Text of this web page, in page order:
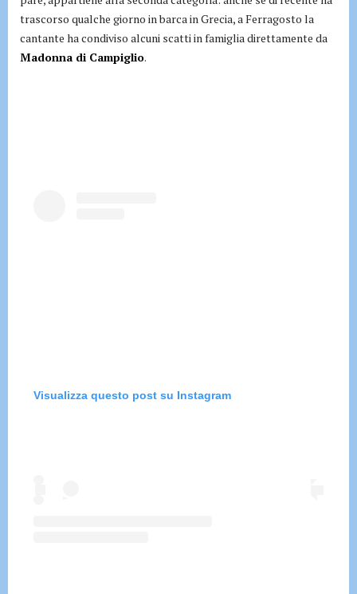
trascorso qualche giorno in barca in Grecia, a Ferragosto la
cantante ha condiviso alcuni scatti in famiglia direttamente da
Madonna di Campiglio.
Visualizza questo post su Instagram